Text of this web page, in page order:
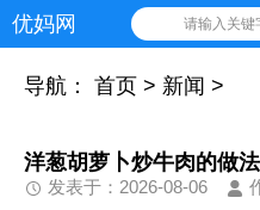
优妈网 请输入关键
导航： 首页 > 新闻 >
洋葱胡萝卜炒牛肉的做法
发表于：2026-08-06